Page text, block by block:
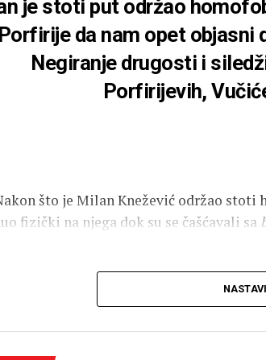
je stoti put održao
Porfirije da nam opet objasni
Negiranje drugosti i
Porfirijevih,
što je Milan Knežević održao
fizički na njega dok su se čašćavali sa
Nema tu ništa nelogično. Sve su to
su odlika Milanovih, Porfirijevih,